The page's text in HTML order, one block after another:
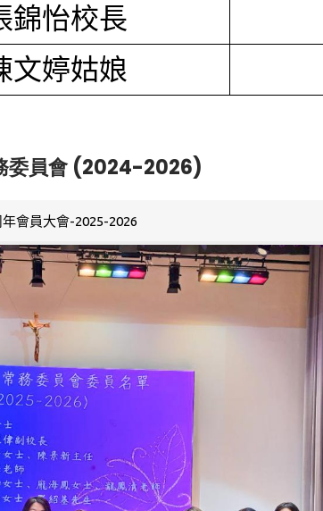
錦怡校長
文婷姑娘
委員會 (2024-2026)
年會員大會-2025-2026